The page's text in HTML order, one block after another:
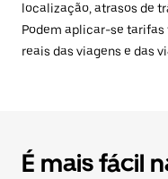
localização, atrasos de
Podem aplicar-se tarifas
reais das viagens e das
É mais fácil